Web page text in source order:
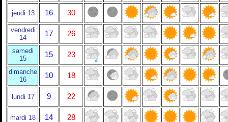
jeudi 13 16 30
vendredi
14
17 26
samedi
15
15 23
dimanche
16
10 18
lundi 17 9 22
mardi 18 14
28